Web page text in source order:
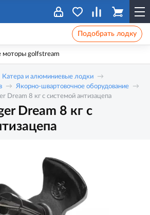
Подобрать лодку
моторы golfstream
Катера и алюминиевые лодки
Якорно-швартовочное оборудование
Dream 8 кг с системой антизацепа
Dream 8 кг с